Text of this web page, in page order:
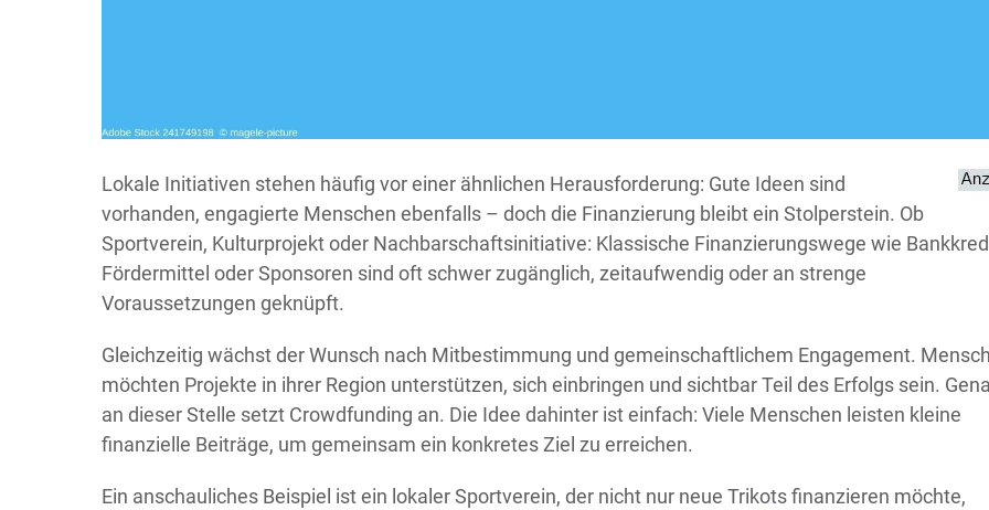
Lokale Initiativen stehen häufig vor einer ähnlichen Herausforderung: Gute Ideen sind
vorhanden, engagierte Menschen ebenfalls – doch die Finanzierung bleibt ein Stolperstein. Ob
Sportverein, Kulturprojekt oder Nachbarschaftsinitiative: Klassische Finanzierungswege wie
Fördermittel oder Sponsoren sind oft schwer zugänglich, zeitaufwendig oder an strenge
Voraussetzungen geknüpft.
Gleichzeitig wächst der Wunsch nach Mitbestimmung und gemeinschaftlichem Engagement.
möchten Projekte in ihrer Region unterstützen, sich einbringen und sichtbar Teil des Erfolgs sein.
an dieser Stelle setzt Crowdfunding an. Die Idee dahinter ist einfach: Viele Menschen leisten kleine
finanzielle Beiträge, um gemeinsam ein konkretes Ziel zu erreichen.
Ein anschauliches Beispiel ist ein lokaler Sportverein, der nicht nur neue Trikots finanzieren möchte,